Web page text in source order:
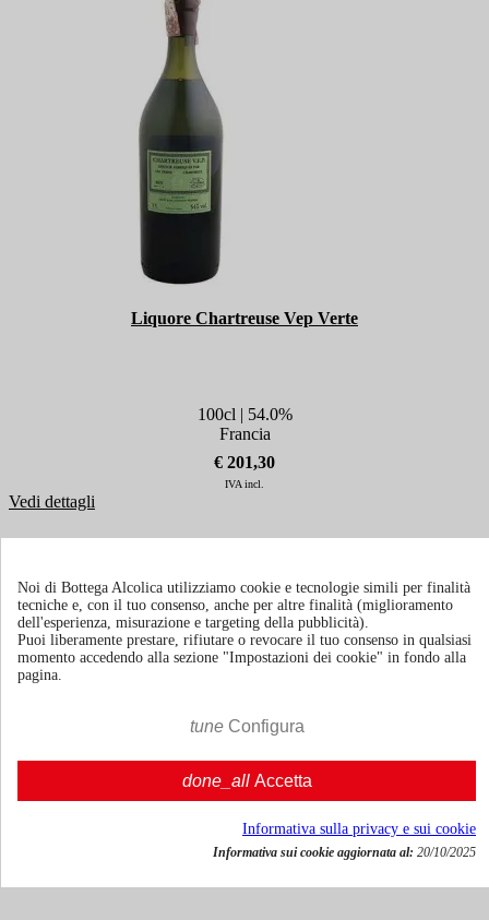
Liquore Chartreuse Vep Verte
100cl | 54.0%
Francia
€ 201,30
IVA incl.
Vedi dettagli
Noi di Bottega Alcolica utilizziamo cookie e tecnologie simili per finalità
tecniche e, con il tuo consenso, anche per altre finalità (miglioramento
dell'esperienza, misurazione e targeting della pubblicità).
Puoi liberamente prestare, rifiutare o revocare il tuo consenso in qualsiasi
momento accedendo alla sezione "Impostazioni dei cookie" in fondo alla
pagina.
tune Configura
done_all Accetta
Informativa sulla privacy e sui cookie
Informativa sui cookie aggiornata al: 20/10/2025